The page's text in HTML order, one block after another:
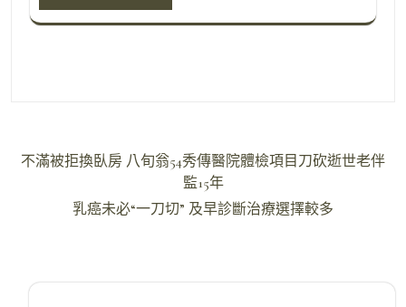
文
不滿被拒換臥房 八旬翁54秀傳醫院體檢項目刀砍逝世老伴
監15年
乳癌未必“一刀切” 及早診斷治療選擇較多